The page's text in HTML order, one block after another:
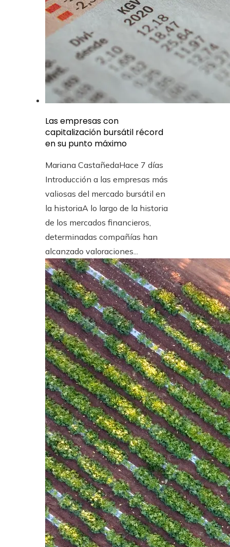
Las empresas con
capitalización bursátil récord
en su punto máximo
Mariana CastañedaHace 7 días
Introducción a las empresas más
valiosas del mercado bursátil en
la historiaA lo largo de la historia
de los mercados financieros,
determinadas compañías han
alcanzado valoraciones...